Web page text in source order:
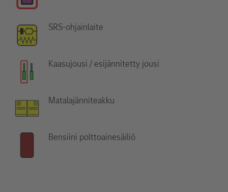
SRS-ohjainlaite
Kaasujousi / esijännitetty jousi
Matalajänniteakku
Bensiini polttoainesäiliö